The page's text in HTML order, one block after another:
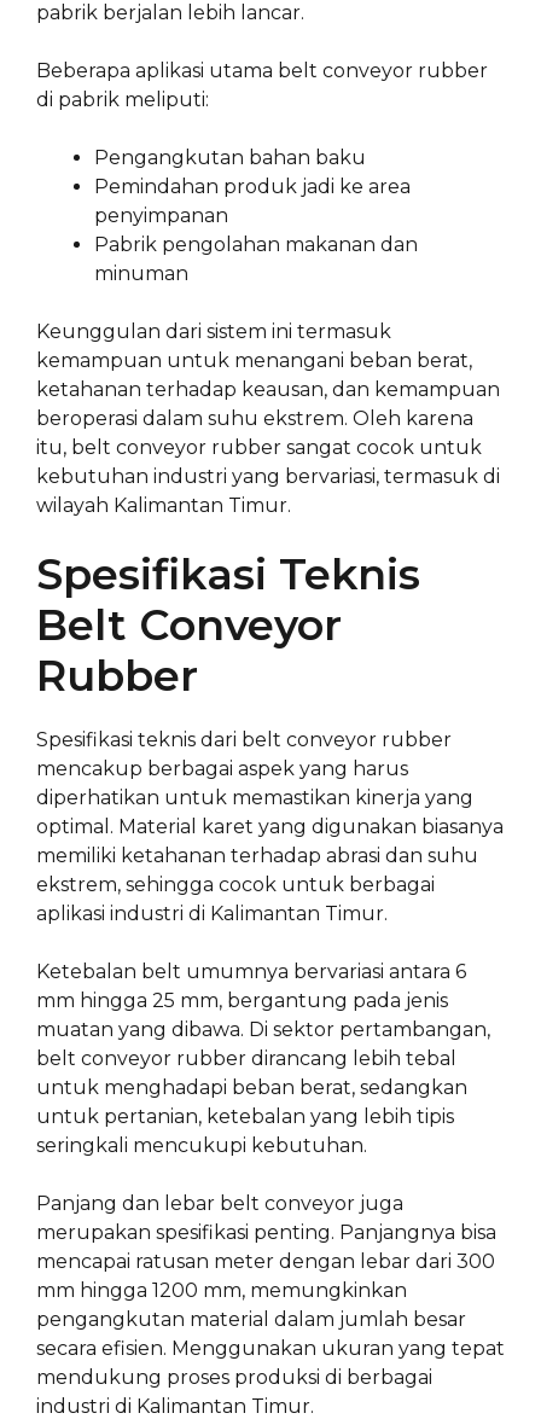
pabrik berjalan lebih lancar.
Beberapa aplikasi utama belt conveyor rubber
di pabrik meliputi:
Pengangkutan bahan baku
Pemindahan produk jadi ke area
penyimpanan
Pabrik pengolahan makanan dan
minuman
Keunggulan dari sistem ini termasuk
kemampuan untuk menangani beban berat,
ketahanan terhadap keausan, dan kemampuan
beroperasi dalam suhu ekstrem. Oleh karena
itu, belt conveyor rubber sangat cocok untuk
kebutuhan industri yang bervariasi, termasuk di
wilayah Kalimantan Timur.
Spesifikasi Teknis
Belt Conveyor
Rubber
Spesifikasi teknis dari belt conveyor rubber
mencakup berbagai aspek yang harus
diperhatikan untuk memastikan kinerja yang
optimal. Material karet yang digunakan biasanya
memiliki ketahanan terhadap abrasi dan suhu
ekstrem, sehingga cocok untuk berbagai
aplikasi industri di Kalimantan Timur.
Ketebalan belt umumnya bervariasi antara 6
mm hingga 25 mm, bergantung pada jenis
muatan yang dibawa. Di sektor pertambangan,
belt conveyor rubber dirancang lebih tebal
untuk menghadapi beban berat, sedangkan
untuk pertanian, ketebalan yang lebih tipis
seringkali mencukupi kebutuhan.
Panjang dan lebar belt conveyor juga
merupakan spesifikasi penting. Panjangnya bisa
mencapai ratusan meter dengan lebar dari 300
mm hingga 1200 mm, memungkinkan
pengangkutan material dalam jumlah besar
secara efisien. Menggunakan ukuran yang tepat
mendukung proses produksi di berbagai
industri di Kalimantan Timur.